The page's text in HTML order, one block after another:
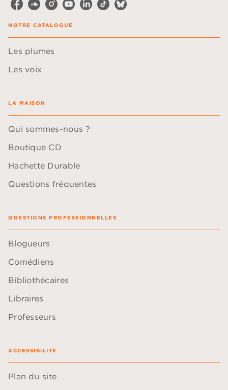
NOTRE CATALOGUE
Les plumes
Les voix
LA MAISON
Qui sommes-nous ?
Boutique CD
Hachette Durable
Questions fréquentes
QUESTIONS PROFESSIONNELLES
Blogueurs
Comédiens
Bibliothécaires
Libraires
Professeurs
ACCESSIBILITÉ
Plan du site